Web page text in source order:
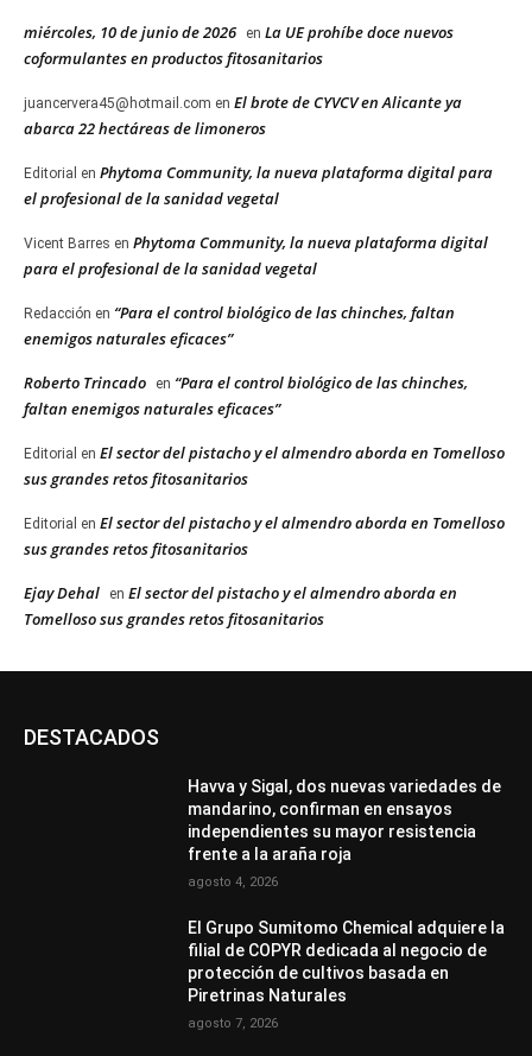
miércoles, 10 de junio de 2026 en La UE prohíbe doce nuevos
coformulantes en productos fitosanitarios
juancervera45@hotmail.com en El brote de CYVCV en Alicante ya
abarca 22 hectáreas de limoneros
Editorial en Phytoma Community, la nueva plataforma digital para
el profesional de la sanidad vegetal
Vicent Barres en Phytoma Community, la nueva plataforma digital
para el profesional de la sanidad vegetal
Redacción en “Para el control biológico de las chinches, faltan
enemigos naturales eficaces”
Roberto Trincado en “Para el control biológico de las chinches,
faltan enemigos naturales eficaces”
Editorial en El sector del pistacho y el almendro aborda en Tomelloso
sus grandes retos fitosanitarios
Editorial en El sector del pistacho y el almendro aborda en Tomelloso
sus grandes retos fitosanitarios
Ejay Dehal en El sector del pistacho y el almendro aborda en
Tomelloso sus grandes retos fitosanitarios
DESTACADOS
Havva y Sigal, dos nuevas variedades de
mandarino, confirman en ensayos
independientes su mayor resistencia
frente a la araña roja
agosto 4, 2026
El Grupo Sumitomo Chemical adquiere la
filial de COPYR dedicada al negocio de
protección de cultivos basada en
Piretrinas Naturales
agosto 7, 2026